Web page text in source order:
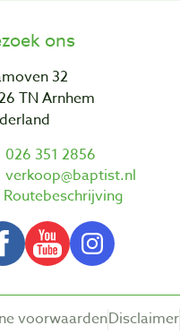
ons
32
TN Arnhem
026 351 2856
verkoop@baptist.nl
Routebeschrijving
voorwaardenDisclaimer